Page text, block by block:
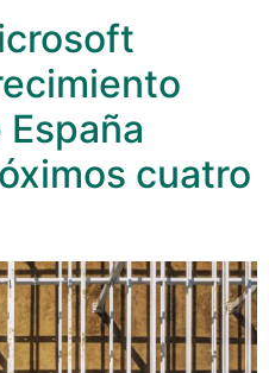
cuatro